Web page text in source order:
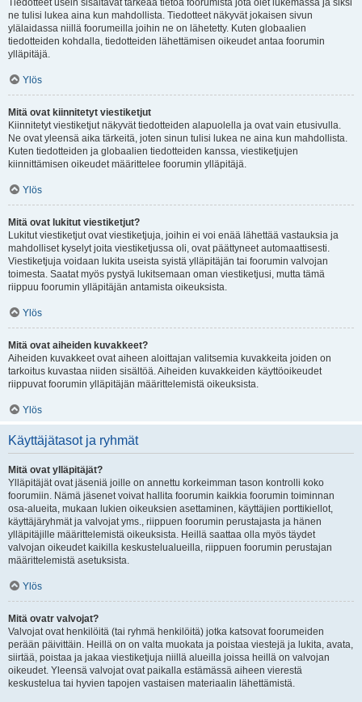
Tiedotteet usein sisältävät tärkeää tietoa foorumista jota olet lukemassa ja siksi
ne tulisi lukea aina kun mahdollista. Tiedotteet näkyvät jokaisen sivun
ylälaidassa niillä foorumeilla joihin ne on lähetetty. Kuten globaalien
tiedotteiden kohdalla, tiedotteiden lähettämisen oikeudet antaa foorumin
ylläpitäjä.
Ylös
Mitä ovat kiinnitetyt viestiketjut
Kiinnitetyt viestiketjut näkyvät tiedotteiden alapuolella ja ovat vain etusivulla.
Ne ovat yleensä aika tärkeitä, joten sinun tulisi lukea ne aina kun mahdollista.
Kuten tiedotteiden ja globaalien tiedotteiden kanssa, viestiketjujen
kiinnittämisen oikeudet määrittelee foorumin ylläpitäjä.
Ylös
Mitä ovat lukitut viestiketjut?
Lukitut viestiketjut ovat viestiketjuja, joihin ei voi enää lähettää vastauksia ja
mahdolliset kyselyt joita viestiketjussa oli, ovat päättyneet automaattisesti.
Viestiketjuja voidaan lukita useista syistä ylläpitäjän tai foorumin valvojan
toimesta. Saatat myös pystyä lukitsemaan oman viestiketjusi, mutta tämä
riippuu foorumin ylläpitäjän antamista oikeuksista.
Ylös
Mitä ovat aiheiden kuvakkeet?
Aiheiden kuvakkeet ovat aiheen aloittajan valitsemia kuvakkeita joiden on
tarkoitus kuvastaa niiden sisältöä. Aiheiden kuvakkeiden käyttöoikeudet
riippuvat foorumin ylläpitäjän määrittelemistä oikeuksista.
Ylös
Käyttäjätasot ja ryhmät
Mitä ovat ylläpitäjät?
Ylläpitäjät ovat jäseniä joille on annettu korkeimman tason kontrolli koko
foorumiin. Nämä jäsenet voivat hallita foorumin kaikkia foorumin toiminnan
osa-alueita, mukaan lukien oikeuksien asettaminen, käyttäjien porttikiellot,
käyttäjäryhmät ja valvojat yms., riippuen foorumin perustajasta ja hänen
ylläpitäjille määrittelemistä oikeuksista. Heillä saattaa olla myös täydet
valvojan oikeudet kaikilla keskustelualueilla, riippuen foorumin perustajan
määrittelemistä asetuksista.
Ylös
Mitä ovatr valvojat?
Valvojat ovat henkilöitä (tai ryhmä henkilöitä) jotka katsovat foorumeiden
perään päivittäin. Heillä on on valta muokata ja poistaa viestejä ja lukita, avata,
siirtää, poistaa ja jakaa viestiketjuja niillä alueilla joissa heillä on valvojan
oikeudet. Yleensä valvojat ovat paikalla estämässä aiheen vierestä
keskustelua tai hyvien tapojen vastaisen materiaalin lähettämistä.